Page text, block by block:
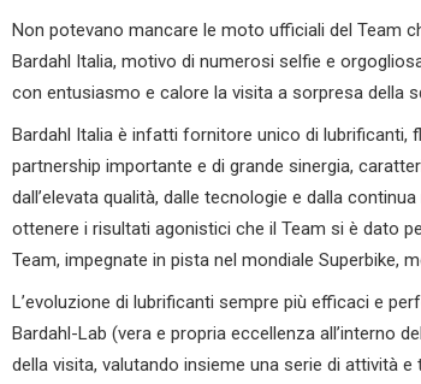
Non potevano mancare le moto ufficiali del Team
Bardahl Italia, motivo di numerosi selfie e
con entusiasmo e calore la visita a sorpresa della
Bardahl Italia è infatti fornitore unico di lubrificanti,
partnership importante e di grande sinergia,
dall’elevata qualità, dalle tecnologie e dalla
ottenere i risultati agonistici che il Team si è dato
Team, impegnate in pista nel mondiale Superbike,
L’evoluzione di lubrificanti sempre più efficaci e
Bardahl-Lab (vera e propria eccellenza all’interno
della visita, valutando insieme una serie di attività